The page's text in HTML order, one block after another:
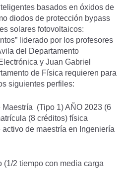
basados en óxidos de
diodos de protección bypass
solares fotovoltaicos:
liderado por los profesores
del Departamento
y Juan Gabriel
de Física requieren para
siguientes perfiles:
(Tipo 1) AÑO 2023 (6
(8 créditos) física
de maestría en Ingeniería
(1/2 tiempo con media carga